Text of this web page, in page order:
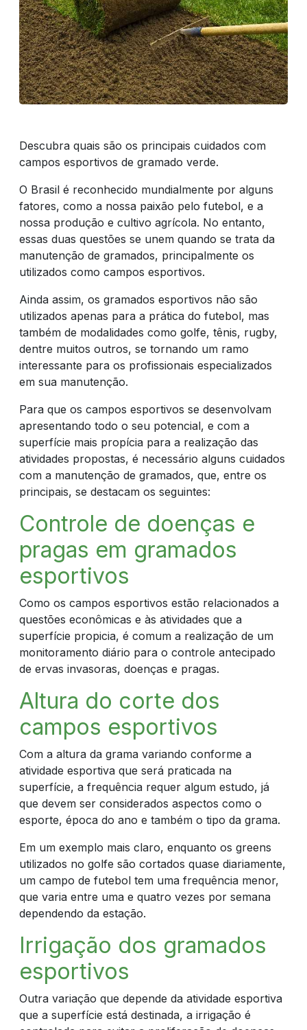
RIGRANTEC
REPRESENTANTE
DO CAMPO
CULTIVOS
NOTÍCIAS
COMPRE
AGORA
Descubra quais são os principais cuidados com
campos esportivos de gramado verde.
O Brasil é reconhecido mundialmente por alguns
fatores, como a nossa paixão pelo futebol, e a
nossa produção e cultivo agrícola. No entanto,
essas duas questões se unem quando se trata da
manutenção de gramados, principalmente os
utilizados como campos esportivos.
Ainda assim, os gramados esportivos não são
utilizados apenas para a prática do futebol, mas
também de modalidades como golfe, tênis, rugby,
dentre muitos outros, se tornando um ramo
interessante para os profissionais especializados
em sua manutenção.
Para que os campos esportivos se desenvolvam
apresentando todo o seu potencial, e com a
superfície mais propícia para a realização das
atividades propostas, é necessário alguns cuidados
com a manutenção de gramados, que, entre os
principais, se destacam os seguintes:
Controle de doenças e
pragas em gramados
esportivos
Como os campos esportivos estão relacionados a
questões econômicas e às atividades que a
superfície propicia, é comum a realização de um
monitoramento diário para o controle antecipado
de ervas invasoras, doenças e pragas.
Altura do corte dos
campos esportivos
Com a altura da grama variando conforme a
atividade esportiva que será praticada na
superfície, a frequência requer algum estudo, já
que devem ser considerados aspectos como o
esporte, época do ano e também o tipo da grama.
Em um exemplo mais claro, enquanto os greens
utilizados no golfe são cortados quase diariamente,
um campo de futebol tem uma frequência menor,
que varia entre uma e quatro vezes por semana
dependendo da estação.
Irrigação dos gramados
esportivos
Outra variação que depende da atividade esportiva
que a superfície está destinada, a irrigação é